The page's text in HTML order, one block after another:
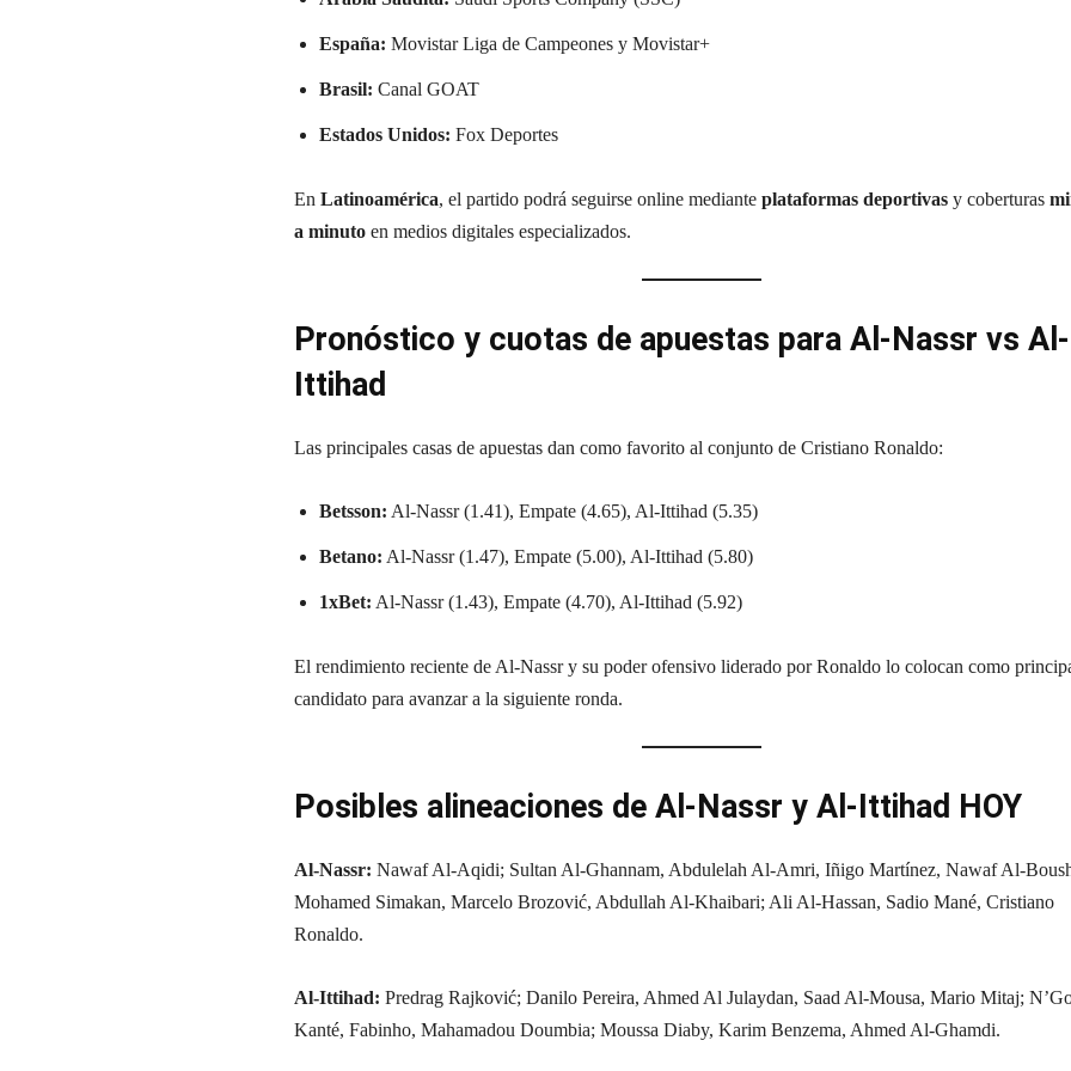
España: Movistar Liga de Campeones y Movistar+
Brasil: Canal GOAT
Estados Unidos: Fox Deportes
En Latinoamérica, el partido podrá seguirse online mediante plataformas deportivas y coberturas
a minuto en medios digitales especializados.
Pronóstico y cuotas de apuestas para Al-Nassr vs Al-
Ittihad
Las principales casas de apuestas dan como favorito al conjunto de Cristiano Ronaldo:
Betsson: Al-Nassr (1.41), Empate (4.65), Al-Ittihad (5.35)
Betano: Al-Nassr (1.47), Empate (5.00), Al-Ittihad (5.80)
1xBet: Al-Nassr (1.43), Empate (4.70), Al-Ittihad (5.92)
El rendimiento reciente de Al-Nassr y su poder ofensivo liderado por Ronaldo lo colocan como
candidato para avanzar a la siguiente ronda.
Posibles alineaciones de Al-Nassr y Al-Ittihad HOY
Al-Nassr: Nawaf Al-Aqidi; Sultan Al-Ghannam, Abdulelah Al-Amri, Iñigo Martínez, Nawaf Al-
Mohamed Simakan, Marcelo Brozović, Abdullah Al-Khaibari; Ali Al-Hassan, Sadio Mané, Cristiano
Ronaldo.
Al-Ittihad: Predrag Rajković; Danilo Pereira, Ahmed Al Julaydan, Saad Al-Mousa, Mario Mitaj;
Kanté, Fabinho, Mahamadou Doumbia; Moussa Diaby, Karim Benzema, Ahmed Al-Ghamdi.